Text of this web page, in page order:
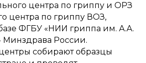
центра по гриппу и ОРЗ
центра по гриппу ВОЗ,
ФГБУ «НИИ гриппа им. А.А.
России.
собирают образцы